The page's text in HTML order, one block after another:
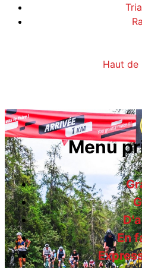
Haut de
Menu
En